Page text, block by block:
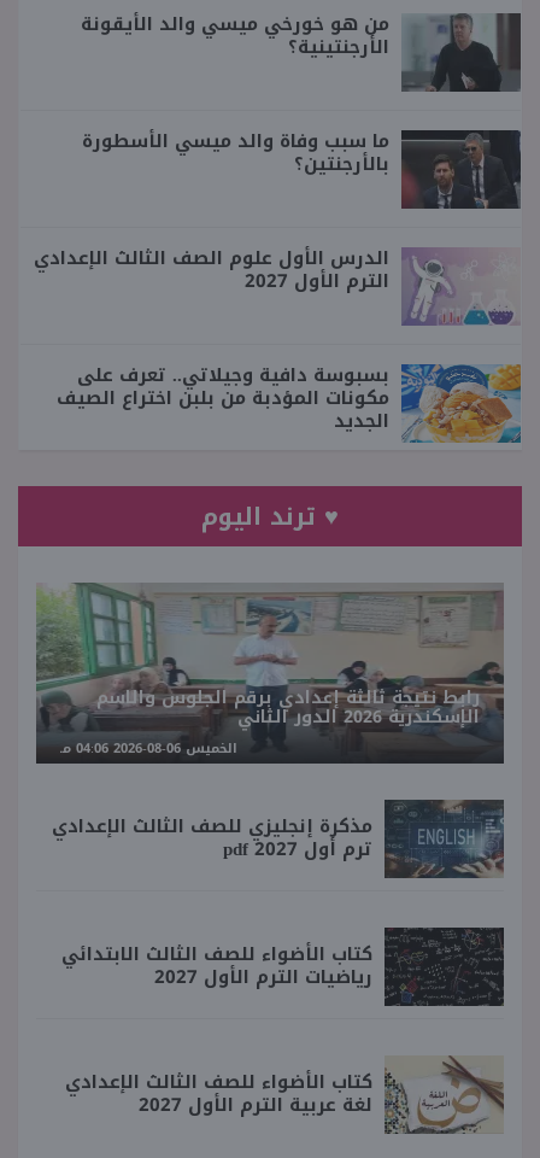
من هو خورخي ميسي والد الأيقونة
الأرجنتينية؟
ما سبب وفاة والد ميسي الأسطورة
بالأرجنتين؟
الدرس الأول علوم الصف الثالث الإعدادي
الترم الأول 2027
بسبوسة دافية وجيلاتي.. تعرف على
مكونات المؤدبة من بلبن اختراع الصيف
الجديد
♥ ترند اليوم
رابط نتيجة ثالثة إعدادي برقم الجلوس والاسم
الإسكندرية 2026 الدور الثاني
الخميس 06-08-2026 04:06 مـ
مذكرة إنجليزي للصف الثالث الإعدادي
ترم أول 2027 pdf
كتاب الأضواء للصف الثالث الابتدائي
رياضيات الترم الأول 2027
كتاب الأضواء للصف الثالث الإعدادي
لغة عربية الترم الأول 2027